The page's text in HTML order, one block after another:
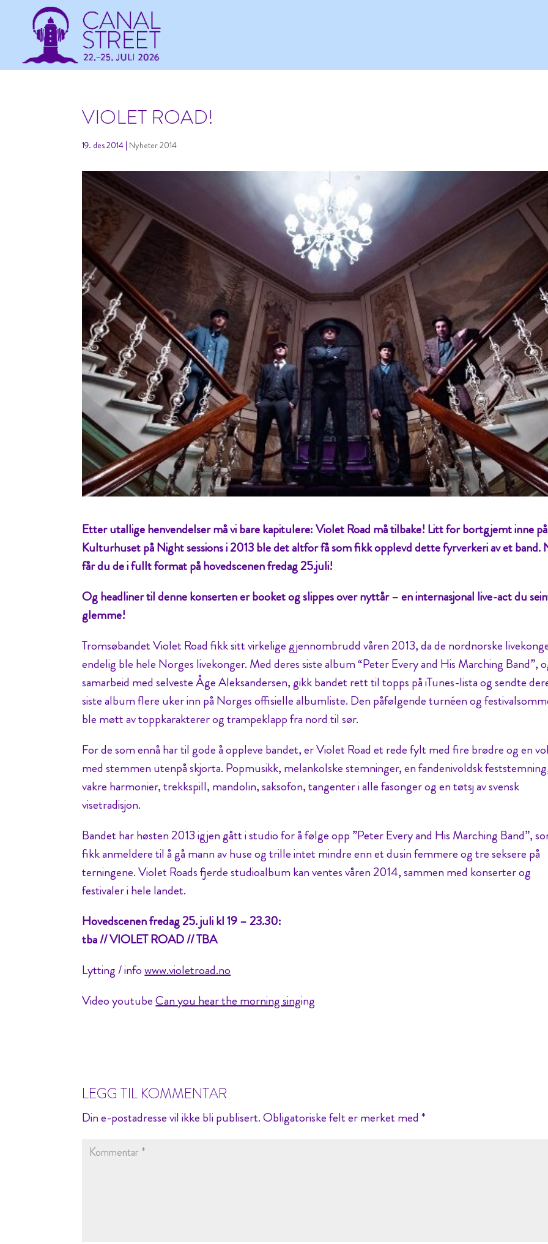
VIOLET ROAD!
19. des 2014 | Nyheter 2014
Etter utallige henvendelser må vi bare kapitulere: Violet Road må tilbake! Litt for bortgjemt inne på
Kulturhuset på Night sessions i 2013 ble det altfor få som fikk opplevd dette fyrverkeri av et band.
får du de i fullt format på hovedscenen fredag 25.juli!
Og headliner til denne konserten er booket og slippes over nyttår – en internasjonal live-act du
glemme!
Tromsøbandet Violet Road fikk sitt virkelige gjennombrudd våren 2013, da de nordnorske
endelig ble hele Norges livekonger. Med deres siste album “Peter Every and His Marching Band”,
samarbeid med selveste Åge Aleksandersen, gikk bandet rett til topps på iTunes-lista og sendte
siste album flere uker inn på Norges offisielle albumliste. Den påfølgende turnéen og
ble møtt av toppkarakterer og trampeklapp fra nord til sør.
For de som ennå har til gode å oppleve bandet, er Violet Road et rede fylt med fire brødre og en
med stemmen utenpå skjorta. Popmusikk, melankolske stemninger, en fandenivoldsk
vakre harmonier, trekkspill, mandolin, saksofon, tangenter i alle fasonger og en tøtsj av svensk
visetradisjon.
Bandet har høsten 2013 igjen gått i studio for å følge opp ”Peter Every and His Marching Band”,
fikk anmeldere til å gå mann av huse og trille intet mindre enn et dusin femmere og tre seksere på
terningene. Violet Roads fjerde studioalbum kan ventes våren 2014, sammen med konserter og
festivaler i hele landet.
Hovedscenen fredag 25. juli kl 19 – 23.30:
tba // VIOLET ROAD // TBA
Lytting / infowww.violetroad.no
Video youtubeCan you hear the morning singing
LEGG TIL KOMMENTAR
Din e-postadresse vil ikke bli publisert.Obligatoriske felt er merket med*